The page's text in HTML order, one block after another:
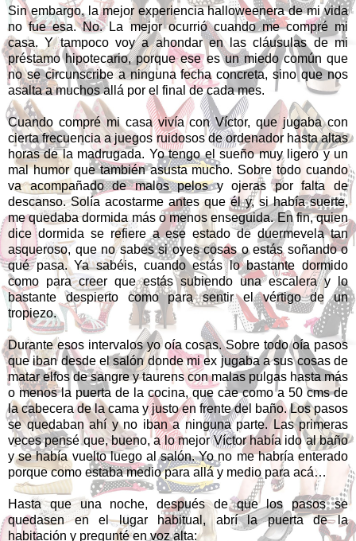
Sin embargo, la mejor experiencia halloweenera de mi vida
no fue esa. No. La mejor ocurrió cuando me compré mi
casa. Y tampoco voy a ahondar en las cláusulas de mi
préstamo hipotecario, porque ese es un miedo común que
no se circunscribe a ninguna fecha concreta, sino que nos
asalta a muchos allá por el final de cada mes.
Cuando compré mi casa vivía con Víctor, que jugaba con
cierta frecuencia a juegos ruidosos de ordenador hasta altas
horas de la madrugada. Yo tengo el sueño muy ligero y un
mal humor que también asusta mucho. Sobre todo cuando
va acompañado de malos pelos y ojeras por falta de
descanso. Solía acostarme antes que él y, si había suerte,
me quedaba dormida más o menos enseguida. En fin, quien
dice dormida se refiere a ese estado de duermevela tan
asqueroso, que no sabes si oyes cosas o estás soñando o
qué pasa. Ya sabéis, cuando estás lo bastante dormido
como para creer que estás subiendo una escalera y lo
bastante despierto como para sentir el vértigo de un
tropiezo.
Durante esos intervalos yo oía cosas. Sobre todo oía pasos
que iban desde el salón donde mi ex jugaba a sus cosas de
matar elfos de sangre y taurens con malas pulgas hasta más
o menos la puerta de la cocina, que cae como a 50 cms de
la cabecera de la cama y justo en frente del baño. Los pasos
se quedaban ahí y no iban a ninguna parte. Las primeras
veces pensé que, bueno, a lo mejor Víctor había ido al baño
y se había vuelto luego al salón. Yo no me habría enterado
porque como estaba medio para allá y medio para acá…
Hasta que una noche, después de que los pasos se
quedasen en el lugar habitual, abrí la puerta de la
habitación y pregunté en voz alta: